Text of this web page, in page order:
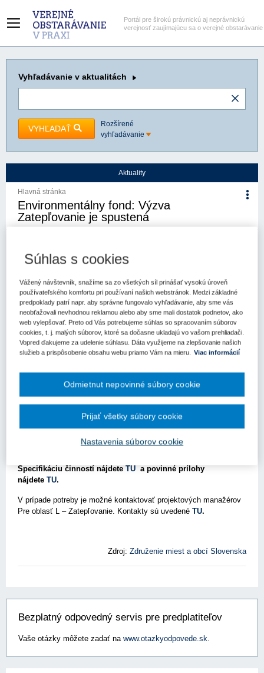
Portál pre širokú právnickú aj neprávnickú
verejnosť zaujímajúcu sa o verejné obstarávanie
Vyhľadávanie v aktualitách
VYHĽADAŤ
Rozšírené
vyhľadávanie
Aktuality
Hlavná stránka
Environmentálny fond: Výzva
Zatepľovanie je spustená
Slovenska
Kľúčové slová
Výzva
Register kľúčových slov
Bratislava – 6. mája 2022 –Environmentálny fondv súlade s
Environmentálnom fonde a o zmene a doplnení niektorých
zákonov v znení neskorších predpisov zverejnil Špecifikáciu
činností podpory na rok 2022, Oblasť: Zvyšovanie energetickej
účinnosti existujúcich verejných budov (L).
výška dotácie je 400 000 €, spolufinancovanie žiadateľa min. 5%
(oprávnených nákladov projektu).
Špecifikáciu činností nájdete TU a povinné prílohy
nájdete TU.
V prípade potreby je možné kontaktovať projektových manažérov
Pre oblasť L – Zatepľovanie. Kontakty sú uvedené TU.
Zdroj: Združenie miest a obcí Slovenska
Bezplatný odpovedný servis pre predplatiteľov
Vaše otázky môžete zadať na www.otazkyodpovede.sk
Súhlas s cookies
Vážený návštevník, snažíme sa zo všetkých síl prinášať vysokú úroveň
používateľského komfortu pri používaní našich webstránok. Medzi základné
predpoklady patrí napr. aby správne fungovalo vyhľadávanie, aby sme vás
neobťažovali nevhodnou reklamou alebo aby sme mali dostatok podnetov, ako
web vylepšovať. Preto od Vás potrebujeme súhlas so spracovaním súborov
cookies, t. j. malých súborov, ktoré sa dočasne ukladajú vo vašom prehliadači.
Vopred ďakujeme za udelenie súhlasu. Dáta využijeme na zlepšovanie našich
služieb a prispôsobenie obsahu webu priamo Vám na mieru. Viac informácií
Nastavenia súborov cookie
Odmietnut nepovinné súbory cookie
Prijať všetky súbory cookie